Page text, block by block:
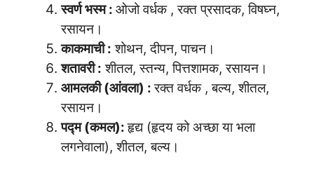
स्वर्ण भस्म : ओजो वर्धक , रक्त प्रसादक, विषघ्न,
रसायन।
काकमाची : शोथन, दीपन, पाचन।
शतावरी : शीतल, स्तन्य, पित्तशामक, रसायन।
आमलकी (आंवला) :रक्त वर्धक , बल्य, शीतल,
रसायन।
पद्म (कमल):हृद्य (हृदय को अच्छा या भला
लगनेवाला), शीतल, बल्य।